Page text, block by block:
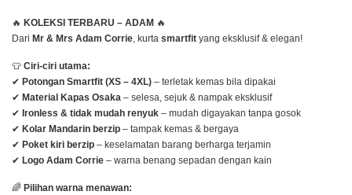
🔥 KOLEKSI TERBARU – ADAM 🔥
Dari Mr & Mrs Adam Corrie, kurta smartfit yang eksklusif & elegan!
👕 Ciri-ciri utama:
✔ Potongan Smartfit (XS – 4XL) – terletak kemas bila dipakai
✔ Material Kapas Osaka – selesa, sejuk & nampak eksklusif
✔ Ironless & tidak mudah renyuk – mudah digayakan tanpa gosok
✔ Kolar Mandarin berzip – tampak kemas & bergaya
✔ Poket kiri berzip – keselamatan barang berharga terjamin
✔ Logo Adam Corrie – warna benang sepadan dengan kain
🌈 Pilihan warna menawan: